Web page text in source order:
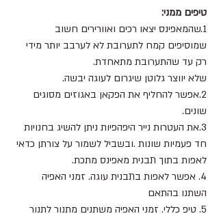
טיפים ממני:
1.שהמאפינס יצאו רכים ואוורירים חשוב
שמוסיפים קמח לתערובת לא לערבב יותר מידי
רק עד שהתערובת מתאחדת.
שלא יווצר גלוטן שיגרום לעוגה יבשה.
2.אפשר להחליף את הפקאן באגוזים מסוגים
שונים.
3.את העטרות נייר היפהפיות ניתן להשיג בחנויות
חד פעמיות שונות .ובשביל לשמור על צורתן כדאי
לאפות בתוך תבנית מאפינס מתכת.
4. אפשר לאפות בתבנית עוגה. זמני האפיה
השתנו בהתאם
5. טיפ כללי. זמני האפיה משתנים מתנור לתנור